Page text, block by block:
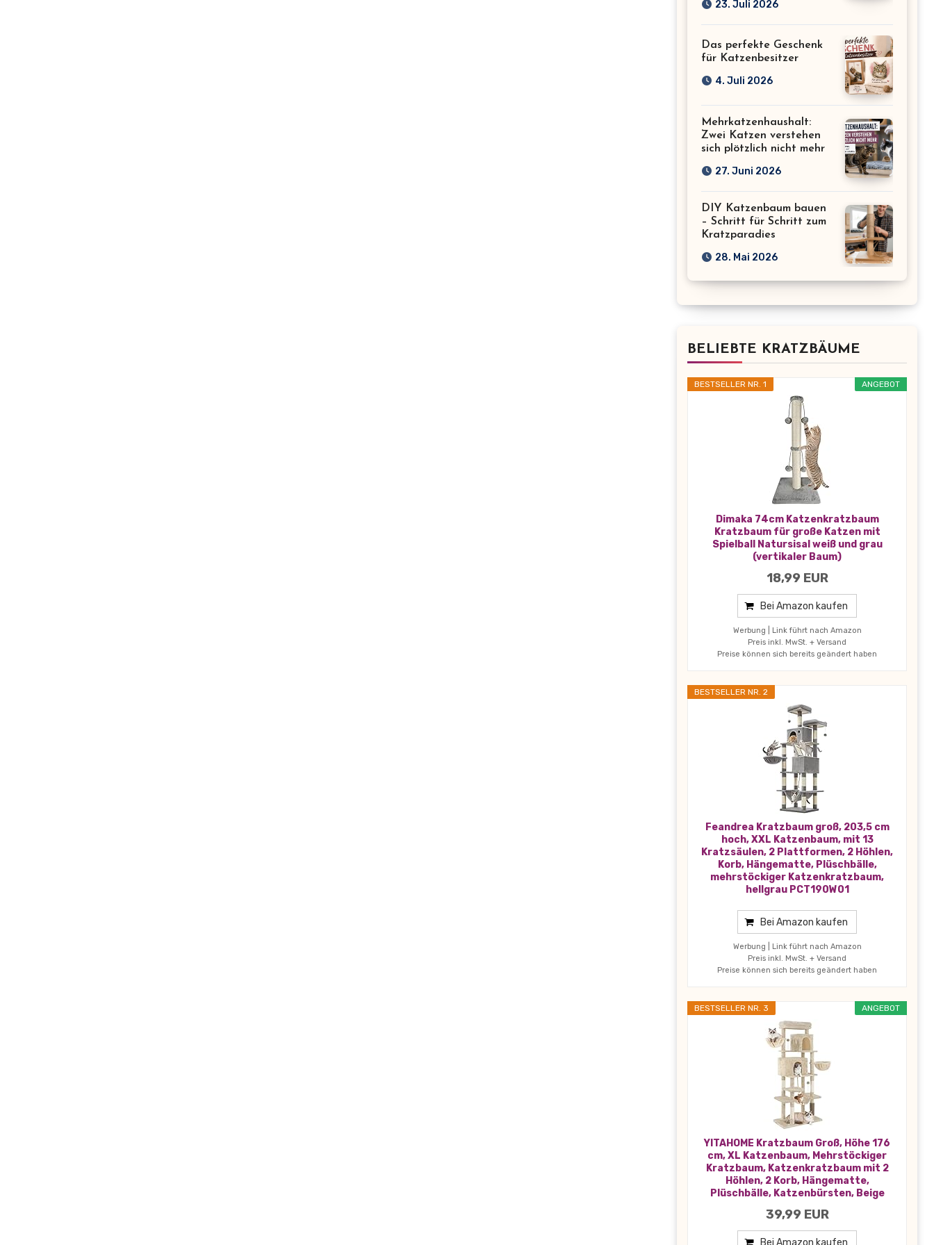
23. Juli 2026
Das perfekte Geschenk
für Katzenbesitzer
4. Juli 2026
Mehrkatzenhaushalt:
Zwei Katzen verstehen
sich plötzlich nicht mehr
27. Juni 2026
DIY Katzenbaum bauen
– Schritt für Schritt zum
Kratzparadies
28. Mai 2026
BELIEBTE KRATZBÄUME
ANGEBOT
BESTSELLER NR. 1
Dimaka 74cm Katzenkratzbaum
Kratzbaum für große Katzen mit
Spielball Natursisal weiß und grau
(vertikaler Baum)
18,99 EUR
Bei Amazon kaufen
Werbung | Link führt nach Amazon
Preis inkl. MwSt. + Versand
Preise können sich bereits geändert haben
BESTSELLER NR. 2
Feandrea Kratzbaum groß, 203,5 cm
hoch, XXL Katzenbaum, mit 13
Kratzsäulen, 2 Plattformen, 2 Höhlen,
Korb, Hängematte, Plüschbälle,
mehrstöckiger Katzenkratzbaum,
hellgrau PCT190W01
Bei Amazon kaufen
Werbung | Link führt nach Amazon
Preis inkl. MwSt. + Versand
Preise können sich bereits geändert haben
ANGEBOT
BESTSELLER NR. 3
YITAHOME Kratzbaum Groß, Höhe 176
cm, XL Katzenbaum, Mehrstöckiger
Kratzbaum, Katzenkratzbaum mit 2
Höhlen, 2 Korb, Hängematte,
Plüschbälle, Katzenbürsten, Beige
39,99 EUR
Bei Amazon kaufen